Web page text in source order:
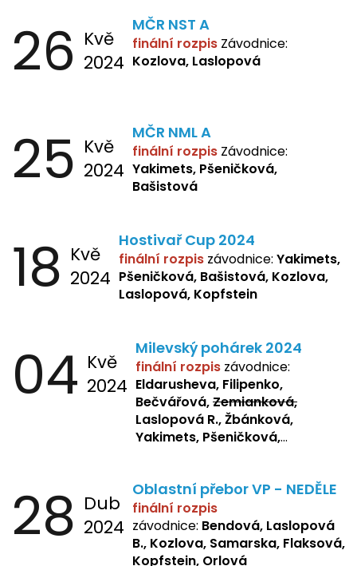
26 Kvě
2024
MČR NST A
finální rozpis Závodnice:
Kozlova, Laslopová
25 Kvě
2024
MČR NML A
finální rozpis Závodnice:
Yakimets, Pšeničková,
Bašistová
18 Kvě
2024
Hostivař Cup 2024
finální rozpis závodnice: Yakimets,
Pšeničková, Bašistová, Kozlova,
Laslopová, Kopfstein
04 Kvě
2024
Milevský pohárek 2024
finální rozpis závodnice:
Eldarusheva, Filipenko,
Bečvářová,Zemianková,
Laslopová R., Žbánková,
Yakimets, Pšeničková,
28 Dub
2024
Oblastní přebor VP - NEDĚLE
finální rozpis
závodnice: Bendová, Laslopová
B., Kozlova, Samarska, Flaksová,
Kopfstein, Orlová